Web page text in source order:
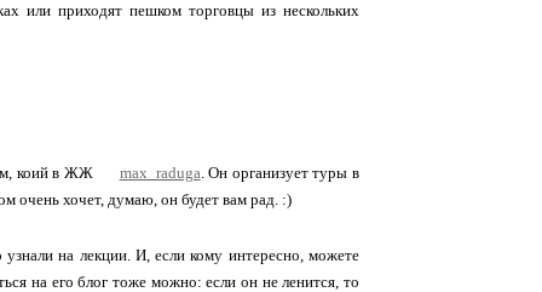
или приходят пешком торговцы из нескольких
коий в ЖЖ max_raduga. Он организует туры в
очень хочет, думаю, он будет вам рад. :)
на лекции. И, если кому интересно, можете
на его блог тоже можно: если он не ленится, то